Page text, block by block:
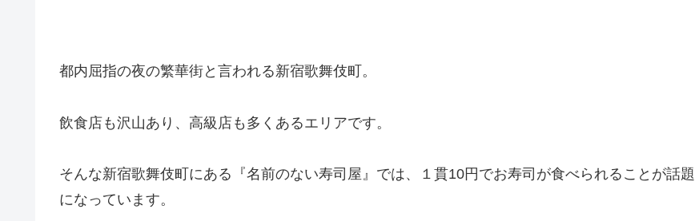
都内屈指の夜の繁華街と言われる新宿歌舞伎町。
飲食店も沢山あり、高級店も多くあるエリアです。
そんな新宿歌舞伎町にある『名前のない寿司屋』では、１貫10円でお寿司が食べられることが話題
になっています。